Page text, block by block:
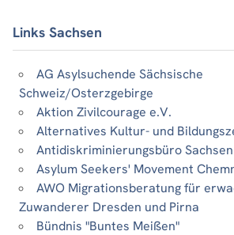
Links Sachsen
AG Asylsuchende Sächsische
Schweiz/Osterzgebirge
Aktion Zivilcourage e.V.
Alternatives Kultur- und
Antidiskriminierungsbüro Sachsen
Asylum Seekers' Movement
AWO Migrationsberatung für
Zuwanderer Dresden und Pirna
Bündnis "Buntes Meißen"